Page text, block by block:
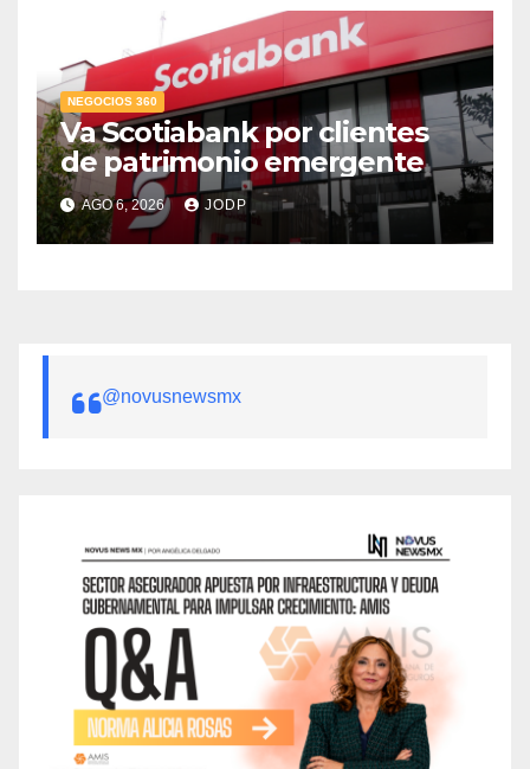
NEGOCIOS 360
Va Scotiabank por clientes
de patrimonio emergente
AGO 6, 2026 JODP
@novusnewsmx